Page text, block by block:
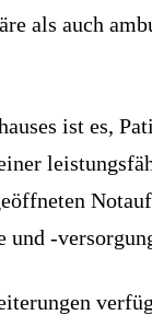
als auch
ist es,
und -